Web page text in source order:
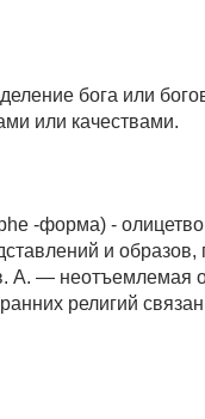
бога или
или качествами.
-форма) -
и образов,
А. — неотъемлемая
религий